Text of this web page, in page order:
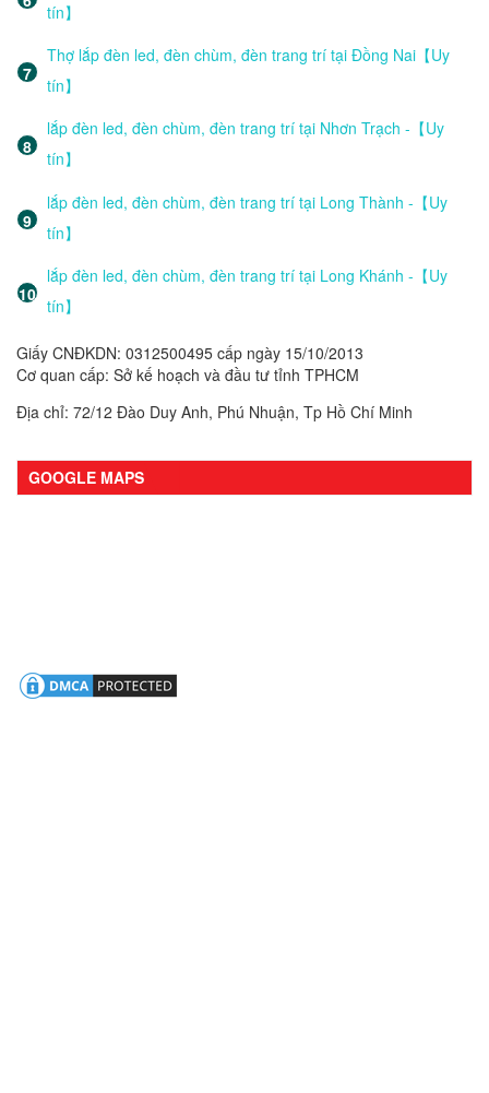
tín】
Thợ lắp đèn led, đèn chùm, đèn trang trí tại Đồng Nai【Uy
tín】
lắp đèn led, đèn chùm, đèn trang trí tại Nhơn Trạch -【Uy
tín】
lắp đèn led, đèn chùm, đèn trang trí tại Long Thành -【Uy
tín】
lắp đèn led, đèn chùm, đèn trang trí tại Long Khánh -【Uy
tín】
Giấy CNĐKDN: 0312500495 cấp ngày 15/10/2013
Cơ quan cấp: Sở kế hoạch và đầu tư tỉnh TPHCM
Địa chỉ: 72/12 Đào Duy Anh, Phú Nhuận, Tp Hồ Chí Minh
GOOGLE MAPS